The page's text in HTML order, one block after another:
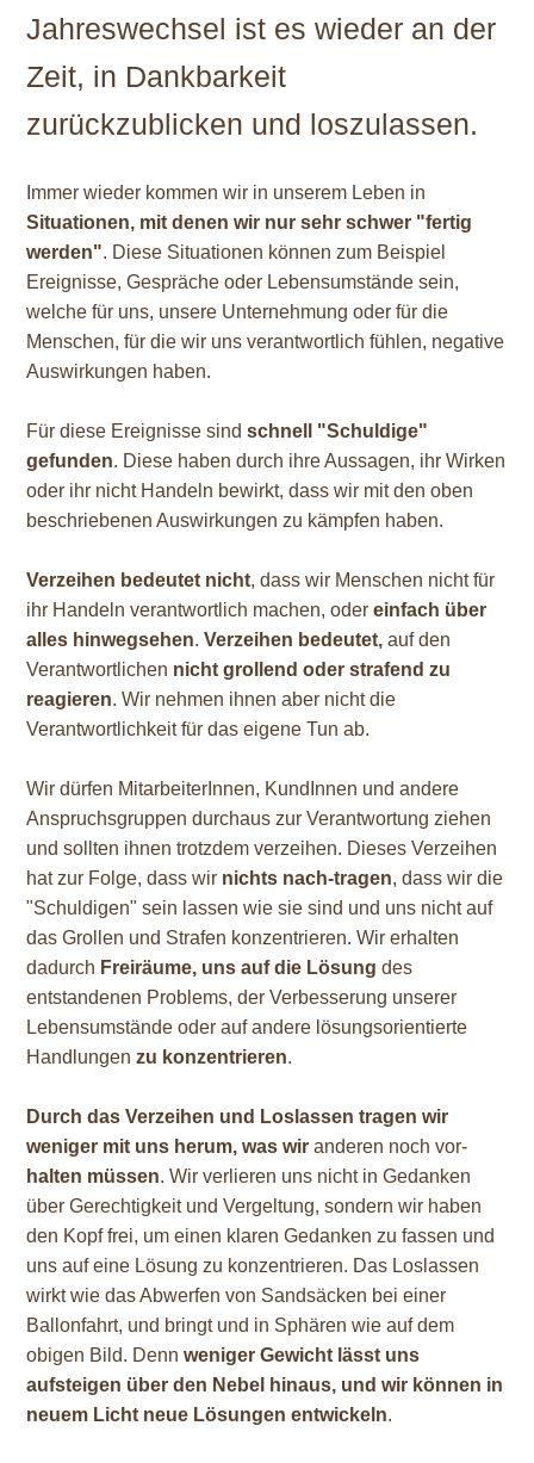
Jahreswechsel ist es wieder an der
Zeit, in Dankbarkeit
zurückzublicken und loszulassen.
Immer wieder kommen wir in unserem Leben in
Situationen, mit denen wir nur sehr schwer "fertig
werden". Diese Situationen können zum Beispiel
Ereignisse, Gespräche oder Lebensumstände sein,
welche für uns, unsere Unternehmung oder für die
Menschen, für die wir uns verantwortlich fühlen, negative
Auswirkungen haben.
Für diese Ereignisse sindschnell "Schuldige"
gefunden. Diese haben durch ihre Aussagen, ihr Wirken
oder ihr nicht Handeln bewirkt, dass wir mit den oben
beschriebenen Auswirkungen zu kämpfen haben.
Verzeihen bedeutet nicht, dass wir Menschen nicht für
ihr Handeln verantwortlich machen, odereinfach über
alles hinwegsehen.Verzeihen bedeutet, auf den
Verantwortlichen nicht grollend oder strafend zu
reagieren. Wir nehmen ihnen aber nicht die
Verantwortlichkeit für das eigene Tun ab.
Wir dürfen MitarbeiterInnen, KundInnen und andere
Anspruchsgruppen durchaus zur Verantwortung ziehen
und sollten ihnen trotzdem verzeihen. Dieses Verzeihen
hat zur Folge, dass wir nichts nach-tragen, dass wir die
"Schuldigen" sein lassen wie sie sind und uns nicht auf
das Grollen und Strafen konzentrieren. Wir erhalten
dadurch Freiräume, uns auf die Lösung des
entstandenen Problems, der Verbesserung unserer
Lebensumstände oder auf andere lösungsorientierte
Handlungenzu konzentrieren.
Durch das Verzeihen und Loslassen tragen wir
weniger mit uns herum, was wir anderen noch vor-
halten müssen. Wir verlieren uns nicht in Gedanken
über Gerechtigkeit und Vergeltung, sondern wir haben
den Kopf frei, um einen klaren Gedanken zu fassen und
uns auf eine Lösung zu konzentrieren. Das Loslassen
wirkt wie das Abwerfen von Sandsäcken bei einer
Ballonfahrt, und bringt und in Sphären wie auf dem
obigen Bild. Dennweniger Gewicht lässt uns
aufsteigen über den Nebel hinaus, und wir können in
neuem Licht neue Lösungen entwickeln.